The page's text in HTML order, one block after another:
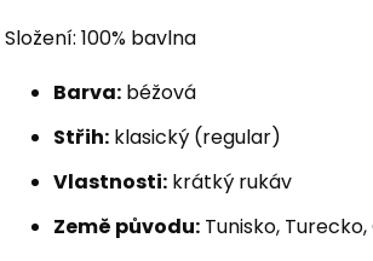
Složení: 100% bavlna
Barva: béžová
Střih: klasický (regular)
Vlastnosti: krátký rukáv
Země původu: Tunisko,